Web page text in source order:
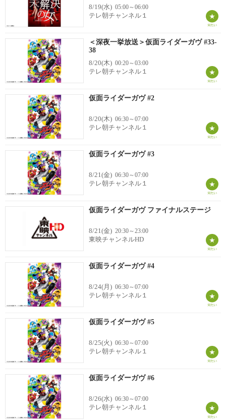
8/19(水) 05:00～06:00
テレ朝チャンネル１
＜深夜一挙放送＞仮面ライダーガヴ #33-
38
8/20(木) 00:20～03:00
テレ朝チャンネル１
仮面ライダーガヴ #2
8/20(木) 06:30～07:00
テレ朝チャンネル１
仮面ライダーガヴ #3
8/21(金) 06:30～07:00
テレ朝チャンネル１
仮面ライダーガヴ ファイナルステージ
8/21(金) 20:30～23:00
東映チャンネルHD
仮面ライダーガヴ #4
8/24(月) 06:30～07:00
テレ朝チャンネル１
仮面ライダーガヴ #5
8/25(火) 06:30～07:00
テレ朝チャンネル１
仮面ライダーガヴ #6
8/26(水) 06:30～07:00
テレ朝チャンネル１